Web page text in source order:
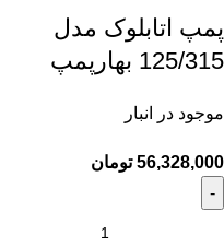
پمپ اتابلوک مدل
125/315 بهارپمپ
موجود در انبار
56,328,000 تومان